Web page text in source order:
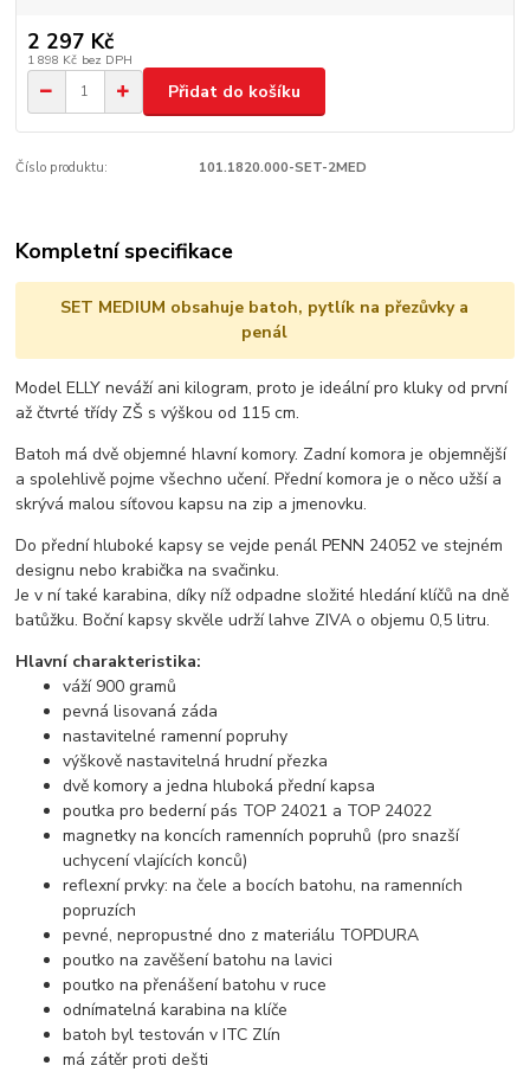
2 297 Kč
1 898 Kč bez DPH
Přidat do košíku
Číslo produktu: 101.1820.000-SET-2MED
Kompletní specifikace
SET MEDIUM obsahuje batoh, pytlík na přezůvky a
penál
Model ELLY neváží ani kilogram, proto je ideální pro kluky od první
až čtvrté třídy ZŠ s výškou od 115 cm.
Batoh má dvě objemné hlavní komory. Zadní komora je objemnější
a spolehlivě pojme všechno učení. Přední komora je o něco užší a
skrývá malou síťovou kapsu na zip a jmenovku.
Do přední hluboké kapsy se vejde penál PENN 24052 ve stejném
designu nebo krabička na svačinku.
Je v ní také karabina, díky níž odpadne složité hledání klíčů na dně
batůžku. Boční kapsy skvěle udrží lahve ZIVA o objemu 0,5 litru.
Hlavní charakteristika:
váží 900 gramů
pevná lisovaná záda
nastavitelné ramenní popruhy
výškově nastavitelná hrudní přezka
dvě komory a jedna hluboká přední kapsa
poutka pro bederní pás TOP 24021 a TOP 24022
magnetky na koncích ramenních popruhů (pro snazší
uchycení vlajících konců)
reflexní prvky: na čele a bocích batohu, na ramenních
popruzích
pevné, nepropustné dno z materiálu TOPDURA
poutko na zavěšení batohu na lavici
poutko na přenášení batohu v ruce
odnímatelná karabina na klíče
batoh byl testován v ITC Zlín
má zátěr proti dešti